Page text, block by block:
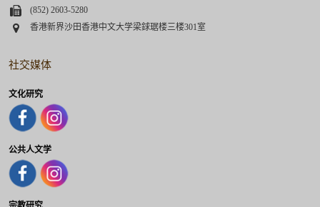
Fax(852) 2603-5280
Address
香港新界沙田香港中文大学梁銶琚楼三楼301室
社交媒体
文化研究
公共人文学